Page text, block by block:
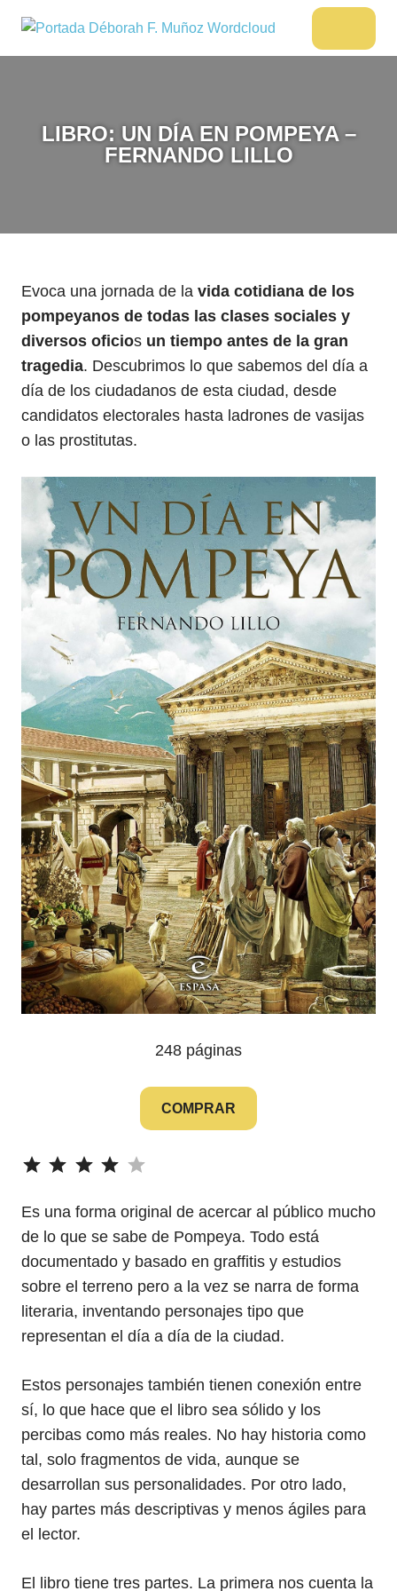
contenido
DÉBORAH
LIBRO: UN DÍA EN POMPEYA –
FERNANDO LILLO
Evoca una jornada de la vida cotidiana de los
pompeyanos de todas las clases sociales y
diversos oficios un tiempo antes de la gran
tragedia. Descubrimos lo que sabemos del día a
día de los ciudadanos de esta ciudad, desde
candidatos electorales hasta ladrones de vasijas
o las prostitutas.
248 páginas
COMPRAR
⭐⭐⭐⭐
Es una forma original de acercar al público mucho
de lo que se sabe de Pompeya. Todo está
documentado y basado en graffitis y estudios
sobre el terreno pero a la vez se narra de forma
literaria, inventando personajes tipo que
representan el día a día de la ciudad.
Estos personajes también tienen conexión entre
sí, lo que hace que el libro sea sólido y los
percibas como más reales. No hay historia como
tal, solo fragmentos de vida, aunque se
desarrollan sus personalidades. Por otro lado,
hay partes más descriptivas y menos ágiles para
el lector.
El libro tiene tres partes. La primera nos cuenta la